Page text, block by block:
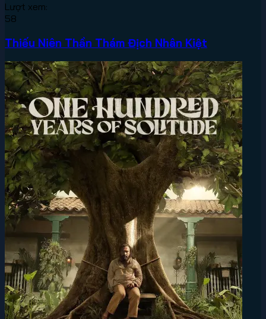
Lượt xem:
58
Thiếu Niên Thần Thám Địch Nhân Kiệt